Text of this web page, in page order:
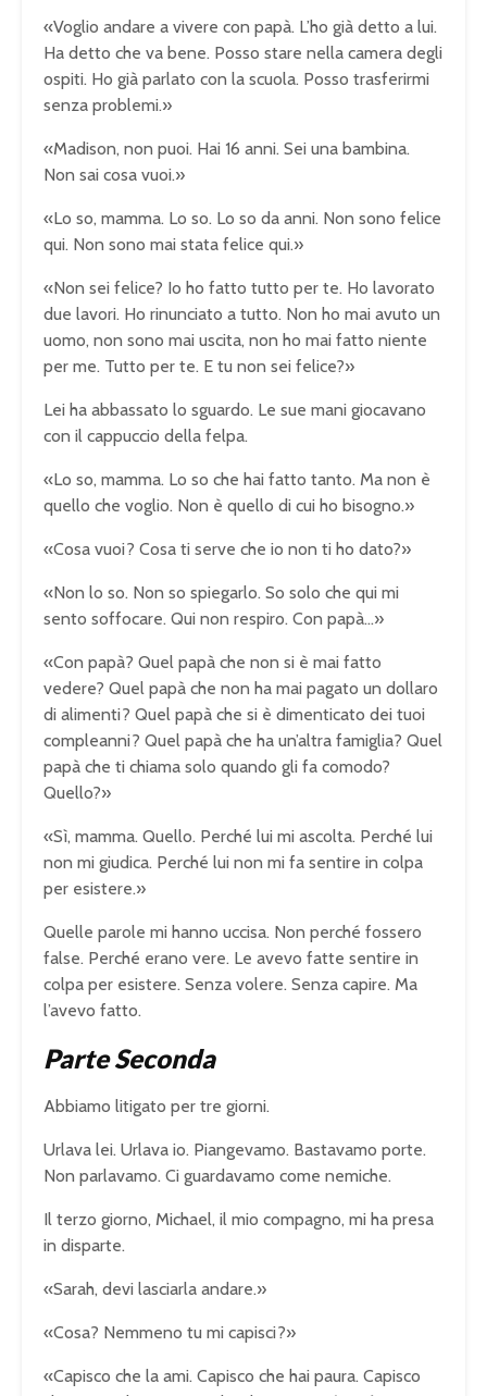
«Voglio andare a vivere con papà. L’ho già detto a lui.
Ha detto che va bene. Posso stare nella camera degli
ospiti. Ho già parlato con la scuola. Posso trasferirmi
senza problemi.»
«Madison, non puoi. Hai 16 anni. Sei una bambina.
Non sai cosa vuoi.»
«Lo so, mamma. Lo so. Lo so da anni. Non sono felice
qui. Non sono mai stata felice qui.»
«Non sei felice? Io ho fatto tutto per te. Ho lavorato
due lavori. Ho rinunciato a tutto. Non ho mai avuto un
uomo, non sono mai uscita, non ho mai fatto niente
per me. Tutto per te. E tu non sei felice?»
Lei ha abbassato lo sguardo. Le sue mani giocavano
con il cappuccio della felpa.
«Lo so, mamma. Lo so che hai fatto tanto. Ma non è
quello che voglio. Non è quello di cui ho bisogno.»
«Cosa vuoi? Cosa ti serve che io non ti ho dato?»
«Non lo so. Non so spiegarlo. So solo che qui mi
sento soffocare. Qui non respiro. Con papà…»
«Con papà? Quel papà che non si è mai fatto
vedere? Quel papà che non ha mai pagato un dollaro
di alimenti? Quel papà che si è dimenticato dei tuoi
compleanni? Quel papà che ha un’altra famiglia? Quel
papà che ti chiama solo quando gli fa comodo?
Quello?»
«Sì, mamma. Quello. Perché lui mi ascolta. Perché lui
non mi giudica. Perché lui non mi fa sentire in colpa
per esistere.»
Quelle parole mi hanno uccisa. Non perché fossero
false. Perché erano vere. Le avevo fatte sentire in
colpa per esistere. Senza volere. Senza capire. Ma
l’avevo fatto.
Parte Seconda
Abbiamo litigato per tre giorni.
Urlava lei. Urlava io. Piangevamo. Bastavamo porte.
Non parlavamo. Ci guardavamo come nemiche.
Il terzo giorno, Michael, il mio compagno, mi ha presa
in disparte.
«Sarah, devi lasciarla andare.»
«Cosa? Nemmeno tu mi capisci?»
«Capisco che la ami. Capisco che hai paura. Capisco